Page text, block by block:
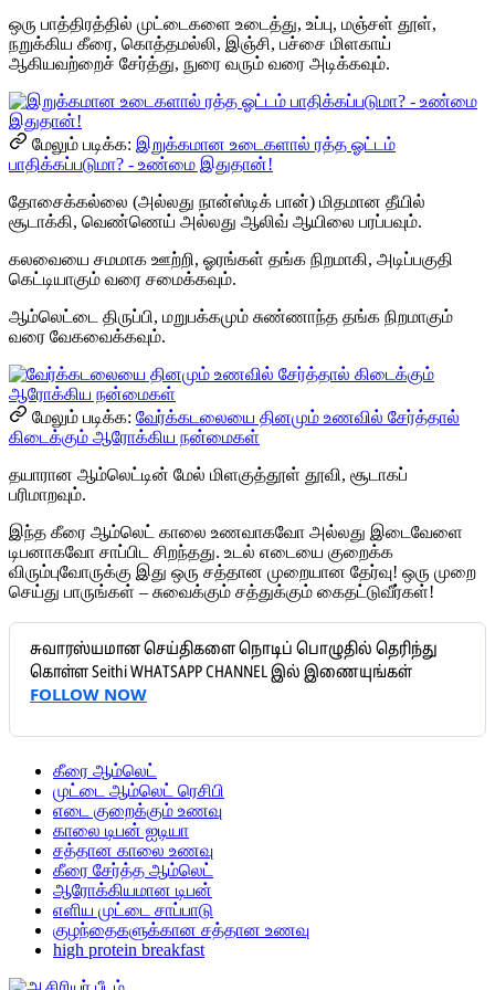
ஒரு பாத்திரத்தில் முட்டைகளை உடைத்து, உப்பு, மஞ்சள் தூள்,
நறுக்கிய கீரை, கொத்தமல்லி, இஞ்சி, பச்சை மிளகாய்
ஆகியவற்றைச் சேர்த்து, நுரை வரும் வரை அடிக்கவும்.
மேலும் படிக்க: இறுக்கமான உடைகளால் ரத்த ஓட்டம்
பாதிக்கப்படுமா? - உண்மை இதுதான்!
தோசைக்கல்லை (அல்லது நான்ஸ்டிக் பான்) மிதமான தீயில்
சூடாக்கி, வெண்ணெய் அல்லது ஆலிவ் ஆயிலை பரப்பவும்.
கலவையை சமமாக ஊற்றி, ஓரங்கள் தங்க நிறமாகி, அடிப்பகுதி
கெட்டியாகும் வரை சமைக்கவும்.
ஆம்லெட்டை திருப்பி, மறுபக்கமும் சுண்ணாந்த தங்க நிறமாகும்
வரை வேகவைக்கவும்.
மேலும் படிக்க: வேர்க்கடலையை தினமும் உணவில் சேர்த்தால்
கிடைக்கும் ஆரோக்கிய நன்மைகள்
தயாரான ஆம்லெட்டின் மேல் மிளகுத்தூள் தூவி, சூடாகப்
பரிமாறவும்.
இந்த கீரை ஆம்லெட் காலை உணவாகவோ அல்லது இடைவேளை
டிபனாகவோ சாப்பிட சிறந்தது. உடல் எடையை குறைக்க
விரும்புவோருக்கு இது ஒரு சத்தான முறையான தேர்வு! ஒரு முறை
செய்து பாருங்கள் – சுவைக்கும் சத்துக்கும் கைதட்டுவீர்கள்!
சுவாரஸ்யமான செய்திகளை நொடிப் பொழுதில் தெரிந்து
கொள்ள Seithi WHATSAPP CHANNEL இல் இணையுங்கள்
FOLLOW NOW
கீரை ஆம்லெட்
முட்டை ஆம்லெட் ரெசிபி
எடை குறைக்கும் உணவு
காலை டிபன் ஐடியா
சத்தான காலை உணவு
கீரை சேர்த்த ஆம்லெட்
ஆரோக்கியமான டிபன்
எளிய முட்டை சாப்பாடு
குழந்தைகளுக்கான சத்தான உணவு
high protein breakfast